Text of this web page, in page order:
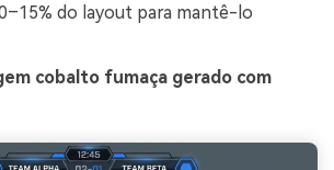
do layout para mantê-lo
cobalto fumaça gerado com